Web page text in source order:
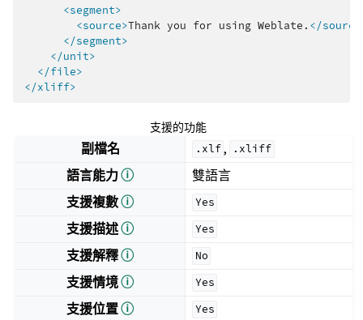
<segment>
<source>Thank you for using Weblate. </
</segment>
</unit>
</file>
</xliff>
支援的功能
副檔名 .xlf , .xliff
語言能力ⓘ
雙語言
支援複數ⓘ Yes
支援描述ⓘ Yes
支援解釋ⓘ No
支援情境ⓘ Yes
支援位置ⓘ Yes